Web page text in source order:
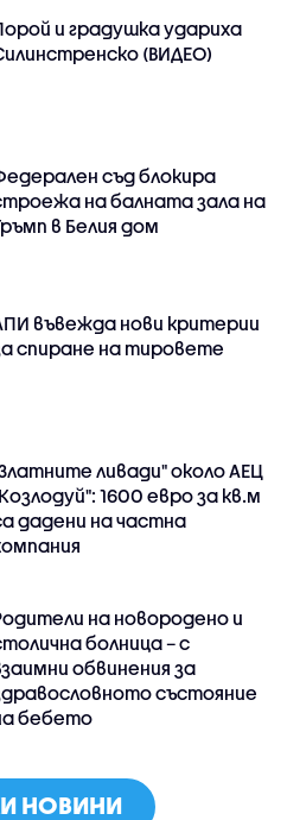
и градушка удариха
(ВИДЕО)
съд блокира
на балната зала на
в Белия дом
въвежда нови критерии
спиране на тировете
ливади" около АЕЦ
1600 евро за кв.м
дадени на частна
на новородено и
болница – с
обвинения за
състояние
бебето
НОВИНИ